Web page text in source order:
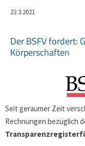
22.3.2021
Der BSFV fordert:
Körperschaften
Seit geraumer Zeit
Rechnungen bezüglich